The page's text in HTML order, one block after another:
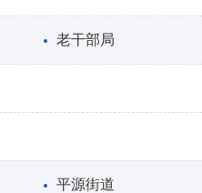
老干部局
平源街道